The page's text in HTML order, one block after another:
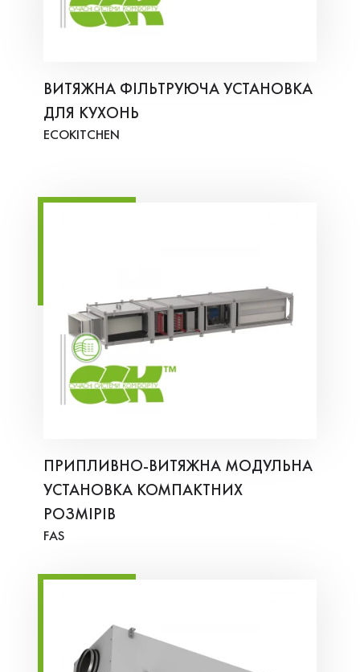
ВИТЯЖНА ФІЛЬТРУЮЧА УСТАНОВКА
ДЛЯ КУХОНЬ
ECOKITCHEN
ПРИПЛИВНО-ВИТЯЖНА МОДУЛЬНА
УСТАНОВКА КОМПАКТНИХ
РОЗМІРІВ
FAS